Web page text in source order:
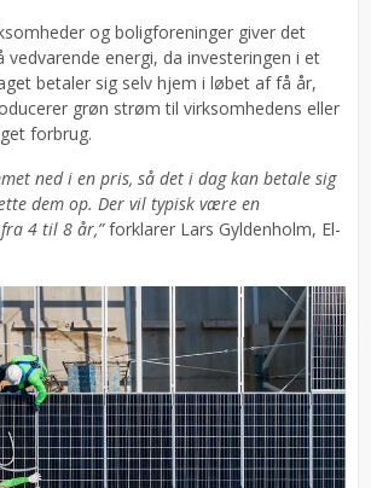
og boligforeninger giver det
vedvarende energi, da investeringen i et
betaler sig selv hjem i løbet af få år,
grøn strøm til virksomhedens eller
forbrug.
ned i en pris, så det i dag kan betale sig
dem op. Der vil typisk være en
4 til 8 år,”forklarer Lars Gyldenholm, El-